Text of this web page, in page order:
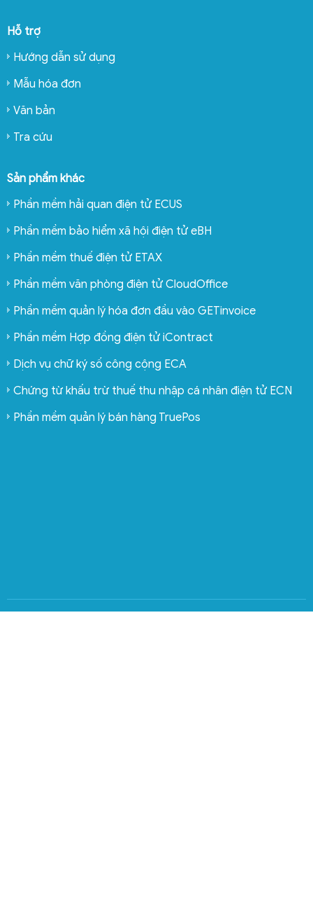
Hỗ trợ
Hướng dẫn sử dụng
Mẫu hóa đơn
Văn bản
Tra cứu
Sản phẩm khác
Phần mềm hải quan điện tử ECUS
Phần mềm bảo hiểm xã hội điện tử eBH
Phần mềm thuế điện tử ETAX
Phần mềm văn phòng điện tử CloudOffice
Phần mềm quản lý hóa đơn đầu vào GETinvoice
Phần mềm Hợp đồng điện tử iContract
Dịch vụ chữ ký số công cộng ECA
Chứng từ khấu trừ thuế thu nhập cá nhân điện tử ECN
Phần mềm quản lý bán hàng TruePos